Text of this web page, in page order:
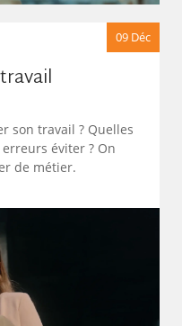
09 Déc
son travail ? Quelles
éviter ? On
de métier.